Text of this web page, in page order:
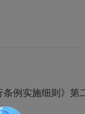
例实施细则》第